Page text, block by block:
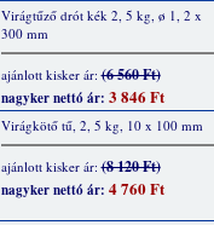
Virágtűző drót kék 2, 5 kg, ø 1, 2 x
300 mm
ajánlott kisker ár:(6 560 Ft)
nagyker nettó ár: 3 846 Ft
Virágkötő tű, 2, 5 kg, 10 x 100 mm
ajánlott kisker ár:(8 120 Ft)
nagyker nettó ár: 4 760 Ft